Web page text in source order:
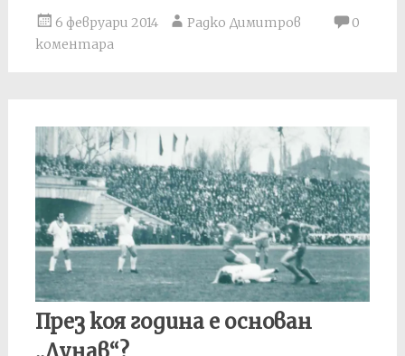
6 февруари 2014 Радко Димитров
0
коментара
През коя година е основан